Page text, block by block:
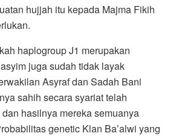
hujjah itu kepada Majma Fikih
haplogroup J1 merupakan
juga sudah tidak layak
Asyraf dan Sadah Bani
sahih secara syariat telah
hasilnya mereka semuanya
genetic Klan Ba’alwi yang